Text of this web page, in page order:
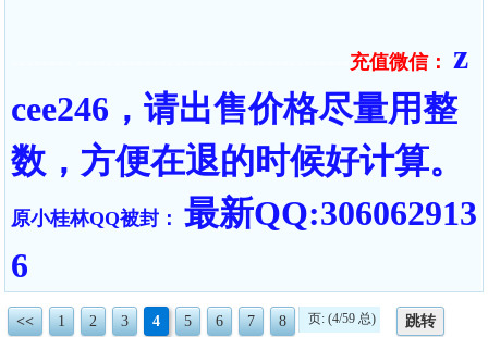
充值微信：
z
cee246，请出售价格尽量用整
数，方便在退的时候好计算。
原小桂林QQ被封： 最新QQ:306062913
6
<< 1 2 3 4 5 6 7 8 页: (4/59 总) 跳转